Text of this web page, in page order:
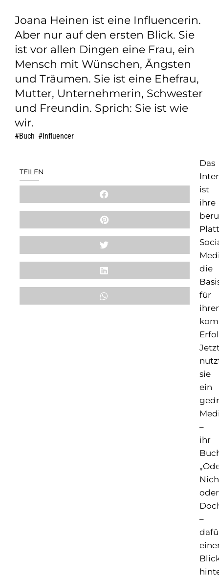
Joana Heinen ist eine Influencerin.
Aber nur auf den ersten Blick. Sie
ist vor allen Dingen eine Frau, ein
Mensch mit Wünschen, Ängsten
und Träumen. Sie ist eine Ehefrau,
Mutter, Unternehmerin, Schwester
und Freundin. Sprich: Sie ist wie
wir.
Buch Influencer
TEILEN
Das
ist
ihre
die
für
sie
ein
–
ihr
oder
–